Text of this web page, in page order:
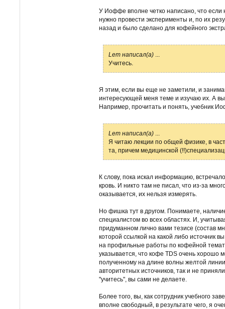
У Иоффе вполне четко написано, что если
нужно провести эксперименты и, по их
назад и было сделано для кофейного
Lem написал(а)
Учитесь.
Я этим, если вы еще не заметили, и
интересующей меня теме и изучаю их. А
Например, прочитать и понять, учебник
Lem написал(а)
Я читаю лекции по общей физике, в
та, причем медицинской
К слову, пока искал информацию,
кровь. И никто там не писал, что из-за
оказывается, их нельзя измерять.
Но фишка тут в другом. Понимаете,
специалистом во всех областях. И,
придуманном лично вами тезисе (состав
которой ссылкой на какой либо источник
на профильные работы по кофейной
указывается, что кофе TDS очень хорошо
полученному на длине волны желтой
авторитетных источников, так и не
"учитесь", вы сами не делаете.
Более того, вы, как сотрудник учебного
вполне свободный, в результате чего, я